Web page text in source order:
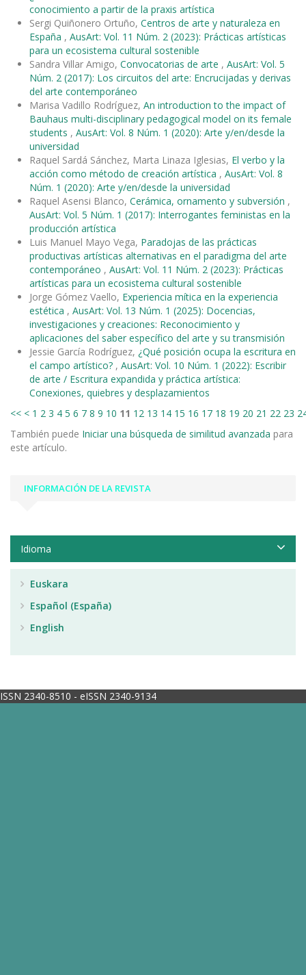
conocimiento a partir de la praxis artística
Sergi Quiñonero Ortuño, Centros de arte y naturaleza en
España , AusArt: Vol. 11 Núm. 2 (2023): Prácticas artísticas
para un ecosistema cultural sostenible
Sandra Villar Amigo, Convocatorias de arte , AusArt: Vol. 5
Núm. 2 (2017): Los circuitos del arte: Encrucijadas y derivas
del arte contemporáneo
Marisa Vadillo Rodríguez, An introduction to the impact of
Bauhaus multi-disciplinary pedagogical model on its female
students , AusArt: Vol. 8 Núm. 1 (2020): Arte y/en/desde la
universidad
Raquel Sardá Sánchez, Marta Linaza Iglesias, El verbo y la
acción como método de creación artística , AusArt: Vol. 8
Núm. 1 (2020): Arte y/en/desde la universidad
Raquel Asensi Blanco, Cerámica, ornamento y subversión ,
AusArt: Vol. 5 Núm. 1 (2017): Interrogantes feministas en la
producción artística
Luis Manuel Mayo Vega, Paradojas de las prácticas
productivas artísticas alternativas en el paradigma del arte
contemporáneo , AusArt: Vol. 11 Núm. 2 (2023): Prácticas
artísticas para un ecosistema cultural sostenible
Jorge Gómez Vaello, Experiencia mítica en la experiencia
estética , AusArt: Vol. 13 Núm. 1 (2025): Docencias,
investigaciones y creaciones: Reconocimiento y
aplicaciones del saber específico del arte y su transmisión
Jessie García Rodríguez, ¿Qué posición ocupa la escritura en
el campo artístico? , AusArt: Vol. 10 Núm. 1 (2022): Escribir
de arte / Escritura expandida y práctica artística:
Conexiones, quiebres y desplazamientos
<< < 1 2 3 4 5 6 7 8 9 10 11 12 13 14 15 16 17 18 19 20 21 22 23
También puede Iniciar una búsqueda de similitud avanzada para
este artículo.
INFORMACIÓN DE LA REVISTA
Idioma
Euskara
Español (España)
English
ISSN 2340-8510 - eISSN 2340-9134